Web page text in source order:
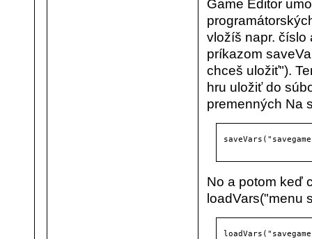
Game Editor
vložíš napr. číslo
príkazom
chceš uložiť").
hru uložiť do
premenných Na
No a potom keď
loadVars("menu